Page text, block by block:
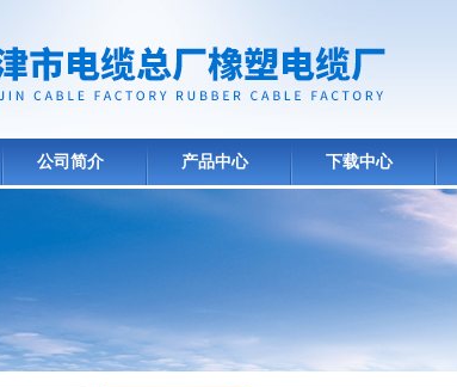
公司简介 产品中心 下载中心